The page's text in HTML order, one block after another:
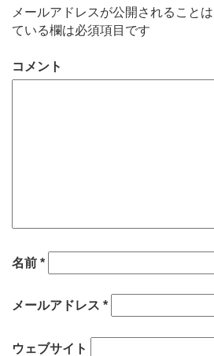
メールアドレスが公開されることは
ている欄は必須項目です
コメント
名前 *
メールアドレス *
ウェブサイト